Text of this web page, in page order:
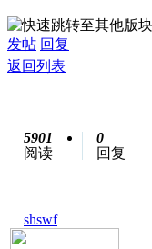
发帖 回复
返回列表
5901
阅读
0
回复
shswf